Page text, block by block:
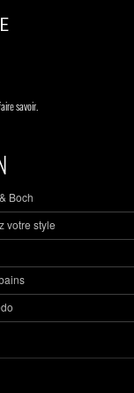
savoir.
Boch
votre style